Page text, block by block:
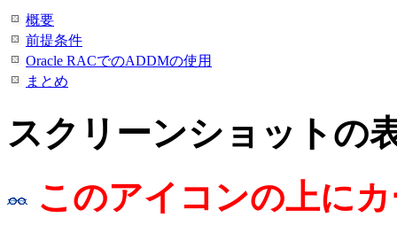
概要
前提条件
Oracle RACでのADDMの使用
まとめ
スクリーンショットの
このアイコンの上に